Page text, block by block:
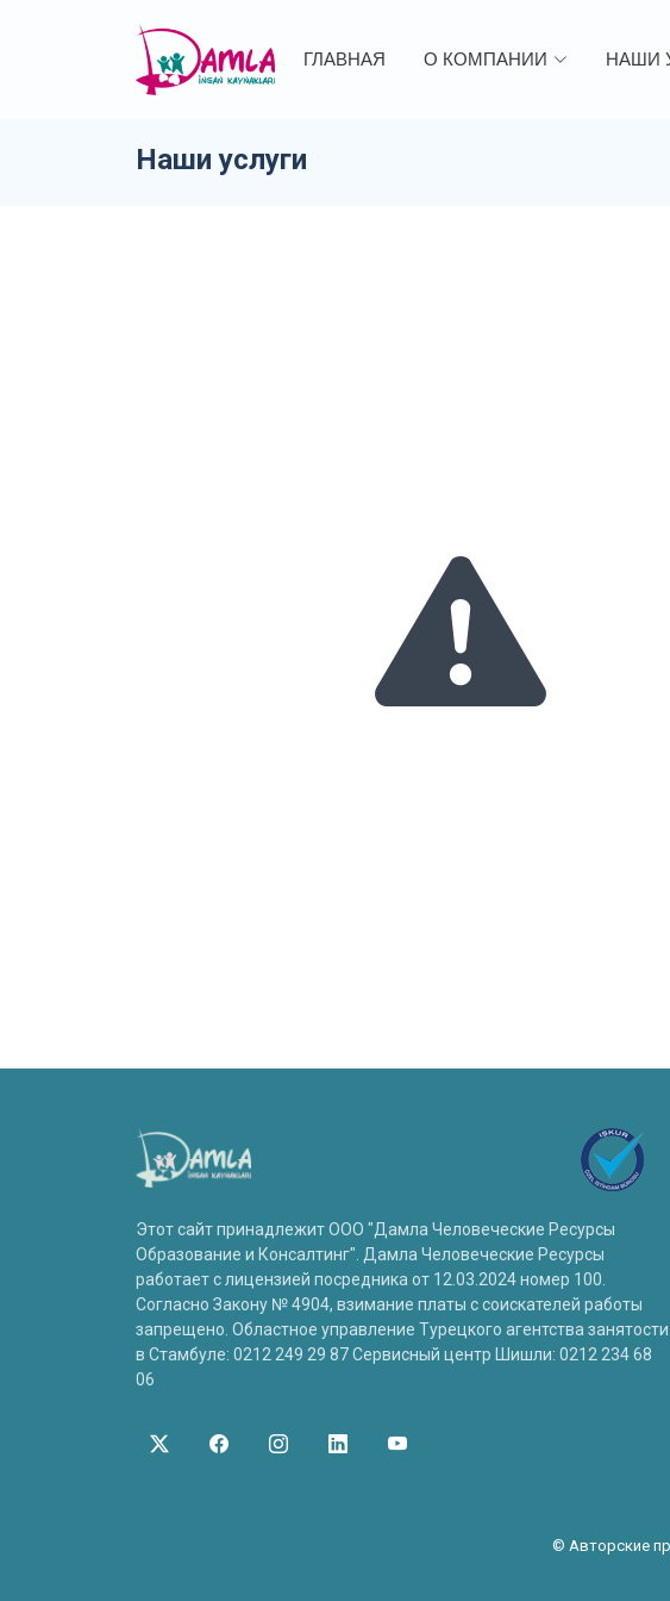
ГЛАВНАЯ О КОМПАНИИ НАШИ
Наши услуги
Этот сайт принадлежит ООО "Дамла Человеческие Ресурсы
Образование и Консалтинг". Дамла Человеческие Ресурсы
работает с лицензией посредника от 12.03.2024 номер 100.
Согласно Закону № 4904, взимание платы с соискателей работы
запрещено. Областное управление Турецкого агентства занятости
в Стамбуле: 0212 249 29 87 Сервисный центр Шишли: 0212 234 68
06
© Авторские